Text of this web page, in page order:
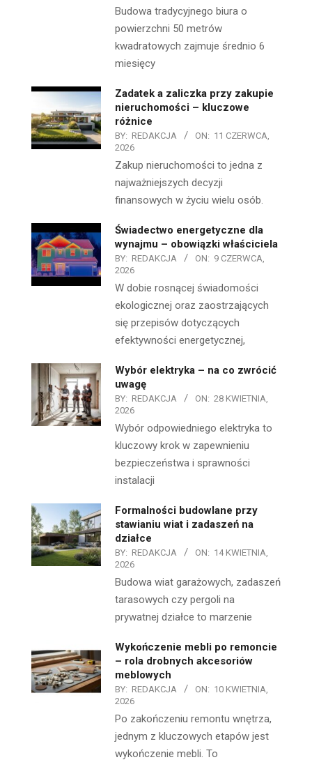
Budowa tradycyjnego biura o
powierzchni 50 metrów
kwadratowych zajmuje średnio 6
miesięcy
Zadatek a zaliczka przy zakupie
nieruchomości – kluczowe
różnice
BY: REDAKCJA ON: 11 CZERWCA,
2026
Zakup nieruchomości to jedna z
najważniejszych decyzji
finansowych w życiu wielu osób.
Świadectwo energetyczne dla
wynajmu – obowiązki właściciela
BY: REDAKCJA ON: 9 CZERWCA,
2026
W dobie rosnącej świadomości
ekologicznej oraz zaostrzających
się przepisów dotyczących
efektywności energetycznej,
Wybór elektryka – na co zwrócić
uwagę
BY: REDAKCJA ON: 28 KWIETNIA,
2026
Wybór odpowiedniego elektryka to
kluczowy krok w zapewnieniu
bezpieczeństwa i sprawności
instalacji
Formalności budowlane przy
stawianiu wiat i zadaszeń na
działce
BY: REDAKCJA ON: 14 KWIETNIA,
2026
Budowa wiat garażowych, zadaszeń
tarasowych czy pergoli na
prywatnej działce to marzenie
Wykończenie mebli po remoncie
– rola drobnych akcesoriów
meblowych
BY: REDAKCJA ON: 10 KWIETNIA,
2026
Po zakończeniu remontu wnętrza,
jednym z kluczowych etapów jest
wykończenie mebli. To